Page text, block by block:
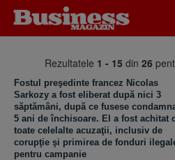
Rezultatele 1 - 15 din 26
Fostul preşedinte francez Nicolas
Sarkozy a fost eliberat după nici 3
săptămâni, după ce fusese
5 ani de închisoare. El a fost achitat
toate celelalte acuzaţii, inclusiv de
corupţie şi primirea de fonduri
pentru campanie